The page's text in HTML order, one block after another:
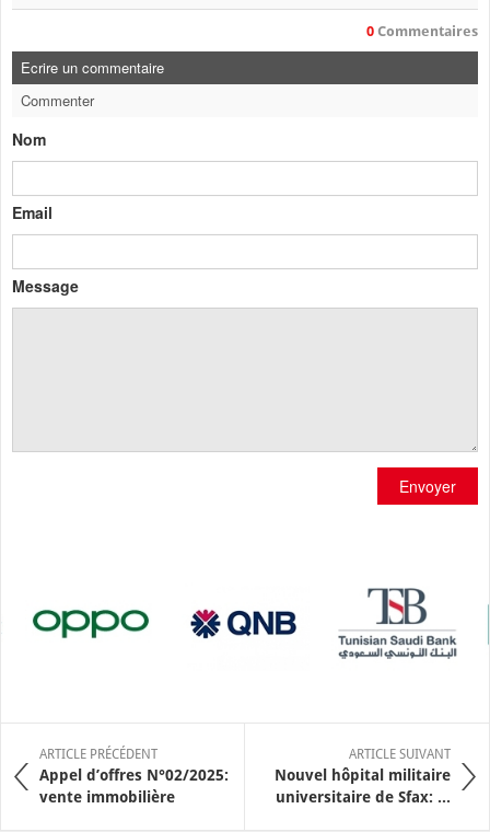
0 Commentaires
Ecrire un commentaire
Commenter
Nom
Email
Message
Envoyer
ARTICLE PRÉCÉDENT
Appel d’offres N°02/2025:
vente immobilière
ARTICLE SUIVANT
Nouvel hôpital militaire
universitaire de Sfax: ...